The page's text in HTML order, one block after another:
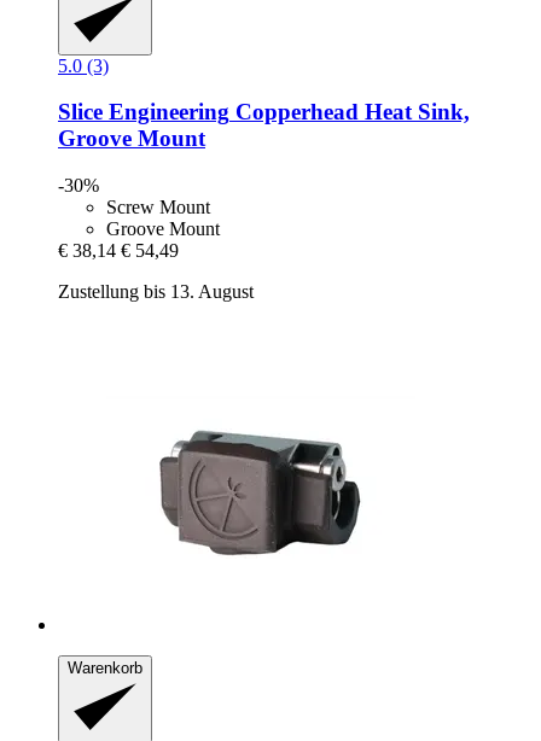
5.0 (3)
Slice Engineering Copperhead Heat Sink,
Groove Mount
-30%
Screw Mount
Groove Mount
€ 38,14 € 54,49
Zustellung bis 13. August
Warenkorb